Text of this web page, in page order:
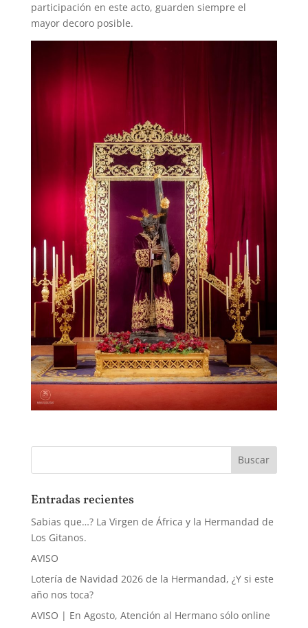
participación en este acto, guarden siempre el
mayor decoro posible.
Entradas recientes
Sabias que…? La Virgen de África y la Hermandad de
Los Gitanos.
AVISO
Lotería de Navidad 2026 de la Hermandad, ¿Y si este
año nos toca?
AVISO | En Agosto, Atención al Hermano sólo online